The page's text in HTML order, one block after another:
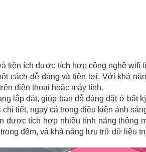
tiện ích được tích hợp công nghệ wifi
cách dễ dàng và tiện lợi. Với khả
điện thoại hoặc máy tính.
lắp đặt, giúp bạn dễ dàng đặt ở bất
tiết, ngay cả trong điều kiện ánh
được tích hợp nhiều tính năng thông
đêm, và khả năng lưu trữ dữ liệu